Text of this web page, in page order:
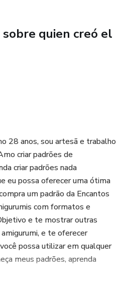
quien creó el
28 anos, sou artesã e trabalho
criar padrões de
criar padrões nada
eu possa oferecer uma ótima
um padrão da Encantos
com formatos e
e te mostrar outras
e te oferecer
possa utilizar em qualquer
meus padrões, aprenda